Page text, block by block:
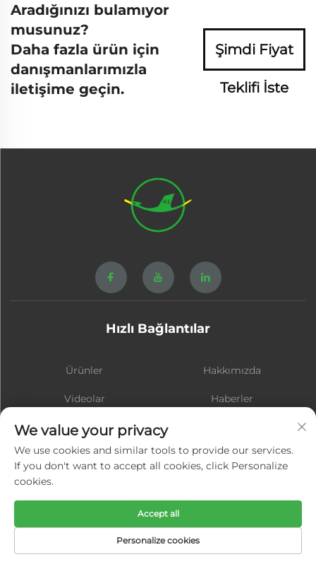
Aradığınızı bulamıyor
musunuz?
Daha fazla ürün için
danışmanlarımızla
iletişime geçin.
Şimdi Fiyat
Teklifi İste
Hızlı Bağlantılar
Ürünler Hakkımızda
Videolar Haberler
İletişim
Hakları Saklıdır - Gizlilik Politikası
We value your privacy
We use cookies and similar tools to provide our services.
If you don't want to accept all cookies, click Personalize
cookies.
Personalize cookies
Accept all